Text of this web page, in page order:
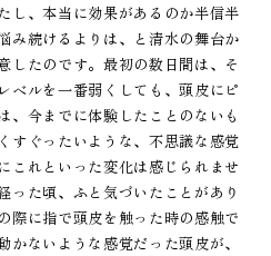
し、本当に効果があるのか半信半
み続けるよりは、と清水の舞台か
したのです。最初の数日間は、そ
ベルを一番弱くしても、頭皮にピ
、今までに体験したことのないも
すぐったいような、不思議な感覚
これといった変化は感じられませ
った頃、ふと気づいたことがあり
際に指で頭皮を触った時の感触で
ないような感覚だった頭皮が、